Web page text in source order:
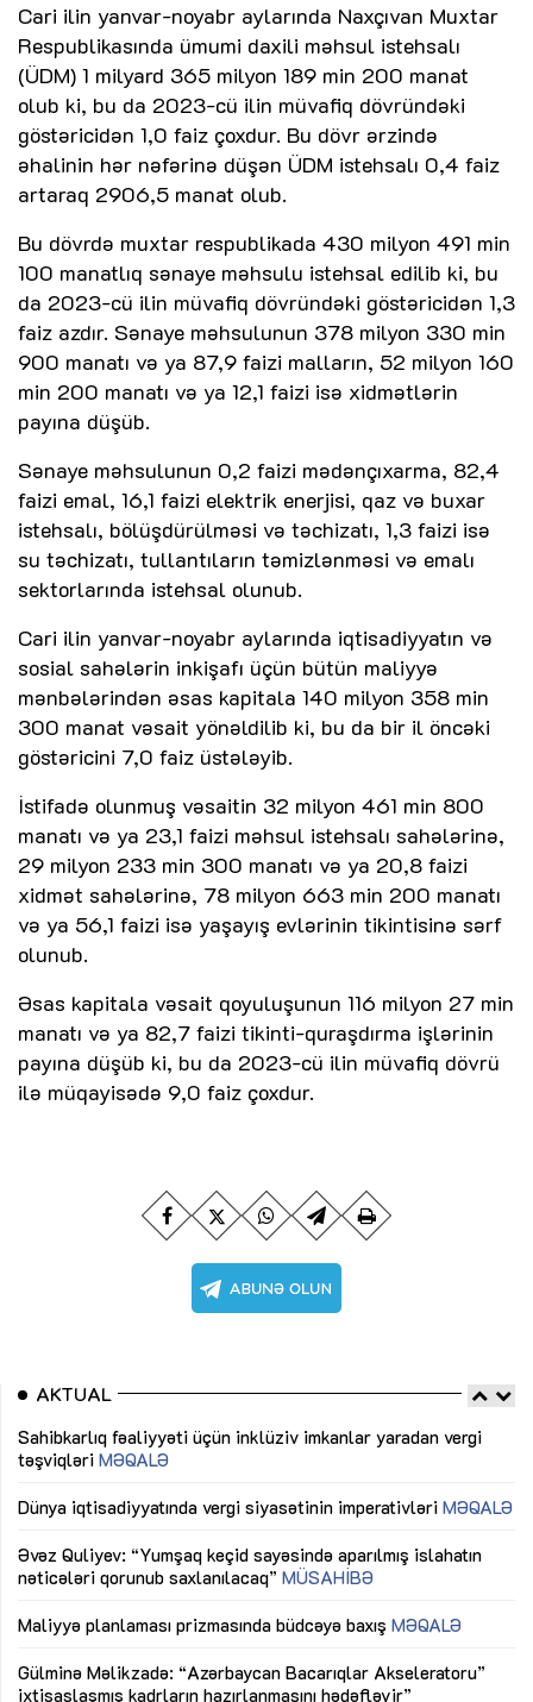
Cari ilin yanvar-noyabr aylarında Naxçıvan Muxtar
Respublikasında ümumi daxili məhsul istehsalı
(ÜDM) 1 milyard 365 milyon 189 min 200 manat
olub ki, bu da 2023-cü ilin müvafiq dövründəki
göstəricidən 1,0 faiz çoxdur. Bu dövr ərzində
əhalinin hər nəfərinə düşən ÜDM istehsalı 0,4 faiz
artaraq 2906,5 manat olub.
Bu dövrdə muxtar respublikada 430 milyon 491 min
100 manatlıq sənaye məhsulu istehsal edilib ki, bu
da 2023-cü ilin müvafiq dövründəki göstəricidən 1,3
faiz azdır. Sənaye məhsulunun 378 milyon 330 min
900 manatı və ya 87,9 faizi malların, 52 milyon 160
min 200 manatı və ya 12,1 faizi isə xidmətlərin
payına düşüb.
Sənaye məhsulunun 0,2 faizi mədənçıxarma, 82,4
faizi emal, 16,1 faizi elektrik enerjisi, qaz və buxar
istehsalı, bölüşdürülməsi və təchizatı, 1,3 faizi isə
su təchizatı, tullantıların təmizlənməsi və emalı
sektorlarında istehsal olunub.
Cari ilin yanvar-noyabr aylarında iqtisadiyyatın və
sosial sahələrin inkişafı üçün bütün maliyyə
mənbələrindən əsas kapitala 140 milyon 358 min
300 manat vəsait yönəldilib ki, bu da bir il öncəki
göstəricini 7,0 faiz üstələyib.
İstifadə olunmuş vəsaitin 32 milyon 461 min 800
manatı və ya 23,1 faizi məhsul istehsalı sahələrinə,
29 milyon 233 min 300 manatı və ya 20,8 faizi
xidmət sahələrinə, 78 milyon 663 min 200 manatı
və ya 56,1 faizi isə yaşayış evlərinin tikintisinə sərf
olunub.
Əsas kapitala vəsait qoyuluşunun 116 milyon 27 min
manatı və ya 82,7 faizi tikinti-quraşdırma işlərinin
payına düşüb ki, bu da 2023-cü ilin müvafiq dövrü
ilə müqayisədə 9,0 faiz çoxdur.
AKTUAL
Sahibkarlıq fəaliyyəti üçün inklüziv imkanlar yaradan vergi
təşviqləri MƏQALƏ
Dünya iqtisadiyyatında vergi siyasətinin imperativləri MƏQALƏ
Əvəz Quliyev: “Yumşaq keçid sayəsində aparılmış islahatın
nəticələri qorunub saxlanılacaq” MÜSAHİBƏ
Maliyyə planlaması prizmasında büdcəyə baxış MƏQALƏ
Gülminə Məlikzadə: “Azərbaycan Bacarıqlar Akseleratoru”
ixtisaslaşmış kadrların hazırlanmasını hədəfləyir”